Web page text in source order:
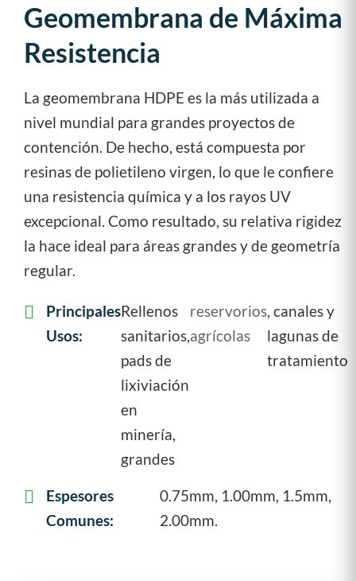
Geomembrana de Máxima
Resistencia
La geomembrana HDPE es la más utilizada a
nivel mundial para grandes proyectos de
contención. De hecho, está compuesta por
resinas de polietileno virgen, lo que le confiere
una resistencia química y a los rayos UV
excepcional. Como resultado, su relativa rigidez
la hace ideal para áreas grandes y de geometría
regular.
Principales
Usos:
Rellenos
sanitarios,
pads de
lixiviación
en
minería,
grandes
reservorios
agrícolas
, canales y
lagunas de
tratamiento.
Espesores
Comunes:
0.75mm, 1.00mm, 1.5mm,
2.00mm.